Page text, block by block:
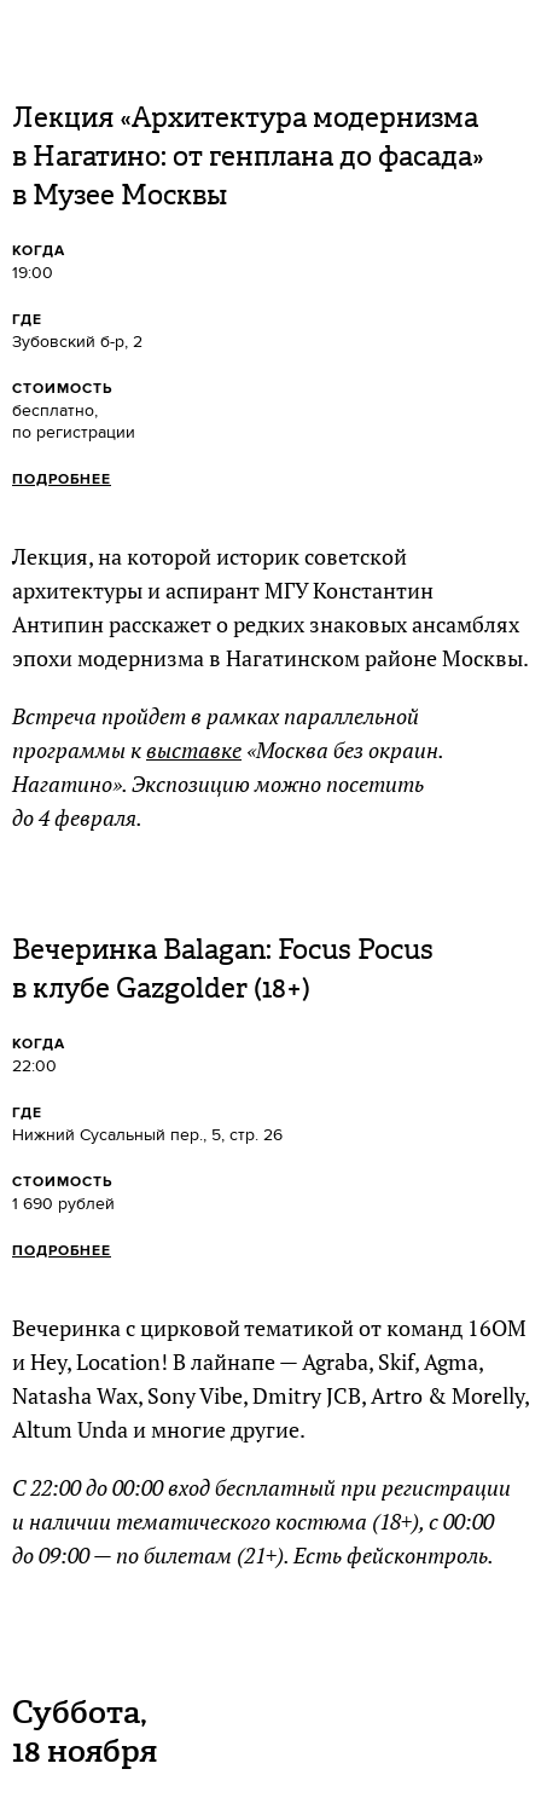
Лекция «Архитектура модернизма
в Нагатино: от генплана до фасада»
в Музее Москвы
КОГДА
19:00
ГДЕ
Зубовский б-р, 2
СТОИМОСТЬ
бесплатно,
по регистрации
ПОДРОБНЕЕ
Лекция, на которой историк советской
архитектуры и аспирант МГУ Константин
Антипин расскажет о редких знаковых ансамблях
эпохи модернизма в Нагатинском районе Москвы.
Встреча пройдет в рамках параллельной
программы квыставке «Москва без окраин.
Нагатино». Экспозицию можно посетить
до 4 февраля.
Вечеринка Balagan: Focus Pocus
в клубе Gazgolder (18+)
КОГДА
22:00
ГДЕ
Нижний Сусальный пер., 5, стр. 26
СТОИМОСТЬ
1 690 рублей
ПОДРОБНЕЕ
Вечеринка с цирковой тематикой от команд 16OM
и Hey, Location! В лайнапе — Agraba, Skif, Agma,
Natasha Wax, Sony Vibe, Dmitry JCB, Artro & Morelly,
Altum Unda и многие другие.
С 22:00 до 00:00 вход бесплатный при регистрации
и наличии тематического костюма (18+), с 00:00
до 09:00 — по билетам (21+). Есть фейсконтроль.
Суббота,
18 ноября